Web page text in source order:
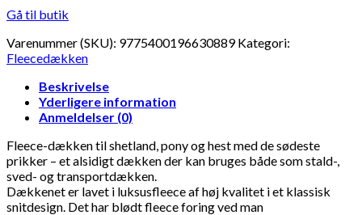
Gå til butik
Varenummer (SKU): 9775400196630889 Kategori:
Fleecedækken
Beskrivelse
Yderligere information
Anmeldelser (0)
Fleece-dækken til shetland, pony og hest med de sødeste
prikker – et alsidigt dækken der kan bruges både som stald-,
sved- og transportdækken.
Dækkenet er lavet i luksusfleece af høj kvalitet i et klassisk
snitdesign. Det har blødt fleece foring ved man